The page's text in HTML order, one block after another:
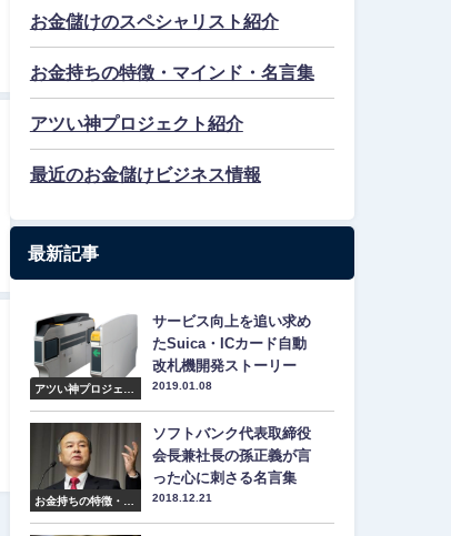
お金儲けのスペシャリスト紹介
お金持ちの特徴・マインド・名言集
アツい神プロジェクト紹介
最近のお金儲けビジネス情報
最新記事
アツい神プロジェク
サービス向上を追い求め
たSuica・ICカード自動
改札機開発ストーリー
2019.01.08
お金持ちの特徴・マ
ソフトバンク代表取締役
会長兼社長の孫正義が言
った心に刺さる名言集
2018.12.21